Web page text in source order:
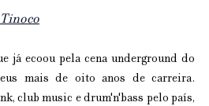
já ecoou pela cena underground do
mais de oito anos de carreira.
club music e drum'n'bass pelo país,